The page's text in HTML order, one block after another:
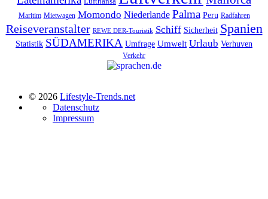
Maritim Mietwagen Momondo Niederlande Palma Peru Radfahren
Reiseveranstalter REWE DER-Touristik Schiff Sicherheit Spanien
Statistik SÜDAMERIKA Umfrage Umwelt Urlaub Verhuven
Verkehr
© 2026 Lifestyle-Trends.net
Datenschutz
Impressum